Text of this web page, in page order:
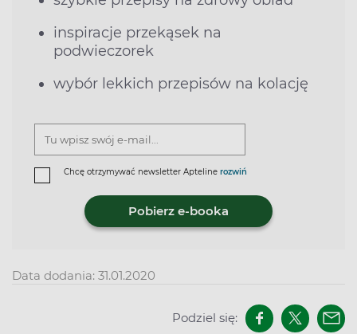
inspiracje przekąsek na
podwieczorek
wybór lekkich przepisów na kolację
Chcę otrzymywać newsletter Apteline rozwiń
Pobierz e-booka
Data dodania: 31.01.2020
Podziel się: